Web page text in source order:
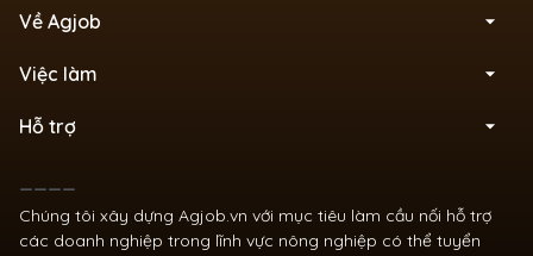
Về Agjob
Việc làm
Hỗ trợ
Chúng tôi xây dựng Agjob.vn với mục tiêu làm cầu nối hỗ trợ
các doanh nghiệp trong lĩnh vực nông nghiệp có thể tuyển